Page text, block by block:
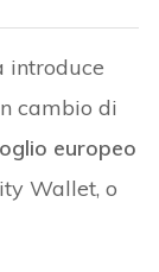
introduce
cambio di
europeo
Wallet, o